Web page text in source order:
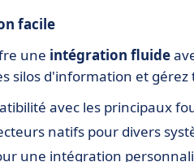
facile
une intégration fluide
silos d'information et
avec les principaux
natifs pour divers
une intégration